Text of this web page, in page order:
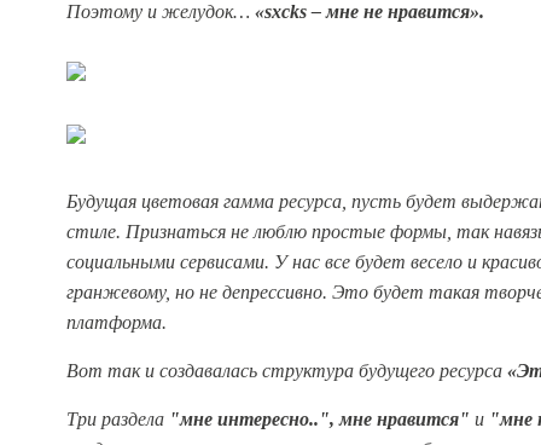
Поэтому и желудок… «sxcks – мне не нравится».
Будущая цветовая гамма ресурса, пусть будет
стиле. Признаться не люблю простые формы, так
социальными сервисами. У нас все будет весело и
гранжевому, но не депрессивно. Это будет такая
платформа.
Вот так и создавалась структура будущего ресурса
Три раздела "мне интересно.. ", мне нравится" и "мне